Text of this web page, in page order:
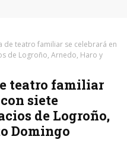
de teatro familiar se celebrará en
de Logroño, Arnedo, Haro y
teatro familiar
siete
de Logroño,
Domingo